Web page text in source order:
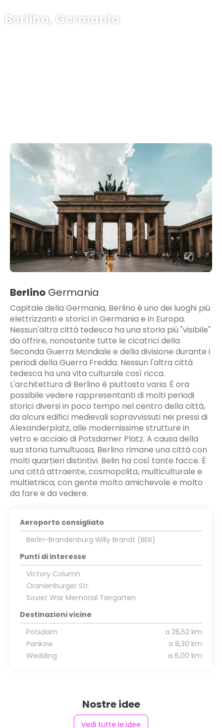
Berlino, Germania
Berlino Germania
Capitale della Germania, Berlino è uno dei luoghi più
elettrizzanti e storici in Germania e in Europa.
Nessun'altra città tedesca ha una storia più "visibile"
da offrire, nonostante tutte le cicatrici della
Seconda Guerra Mondiale e della divisione durante i
periodi della Guerra Fredda. Nessun l'altra città
tedesca ha una vita culturale così ricca.
L'architettura di Berlino è piuttosto varia. È ora
possibile vedere rappresentanti di molti periodi
storici diversi in poco tempo nel centro della città,
da alcuni edifici medievali sopravvissuti nei pressi di
Alexanderplatz, alle modernissime strutture in
vetro e acciaio di Potsdamer Platz. A causa della
sua storia tumultuosa, Berlino rimane una città con
molti quartieri distintivi. Belin ha così tante facce. È
una città attraente, cosmopolita, multiculturale e
multietnica, con gente molto amichevole e molto
da fare e da vedere.
Aeroporto consigliato
Berlin-Brandenburg Willy Brandt (BER)
Punti di interesse
Victory Column
Oranienburger Str.
Soviet War Memorial Tiergarten
Destinazioni vicine
Potsdam
a 26,52 km
Pankow
a 8,30 km
Wedding
a 6,00 km
Nostre idee
Vedi tutte le idee